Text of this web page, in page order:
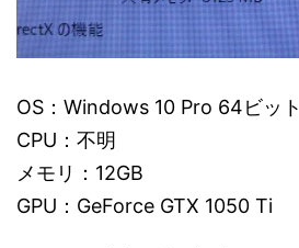
OS：Windows 10 Pro 64ビット
CPU：不明
メモリ：12GB
GPU：GeForce GTX 1050 Ti